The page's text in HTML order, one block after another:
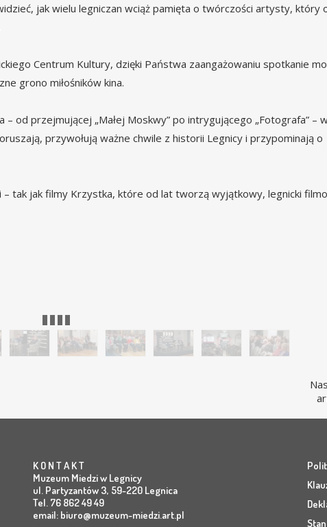
jak wielu legniczan wciąż pamięta o twórczości artysty, który
Centrum Kultury, dzięki Państwa zaangażowaniu spotkanie
grono miłośników kina.
od przejmującej „Małej Moskwy” po intrygującego „Fotografa” –
przywołują ważne chwile z historii Legnicy i przypominają o
– tak jak filmy Krzystka, które od lat tworzą wyjątkowy, legnicki
K O N T A K T
Muzeum Miedzi w Legnicy
ul. Partyzantów 3, 59-220 Legnica
Tel. 76 862 49 49
email: biuro@muzeum-miedzi.art.pl